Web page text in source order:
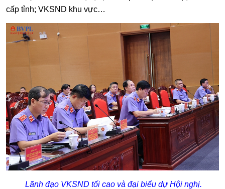
cấp tỉnh; VKSND khu vực…
Lãnh đạo VKSND tối cao và đại biểu dự Hội nghị.